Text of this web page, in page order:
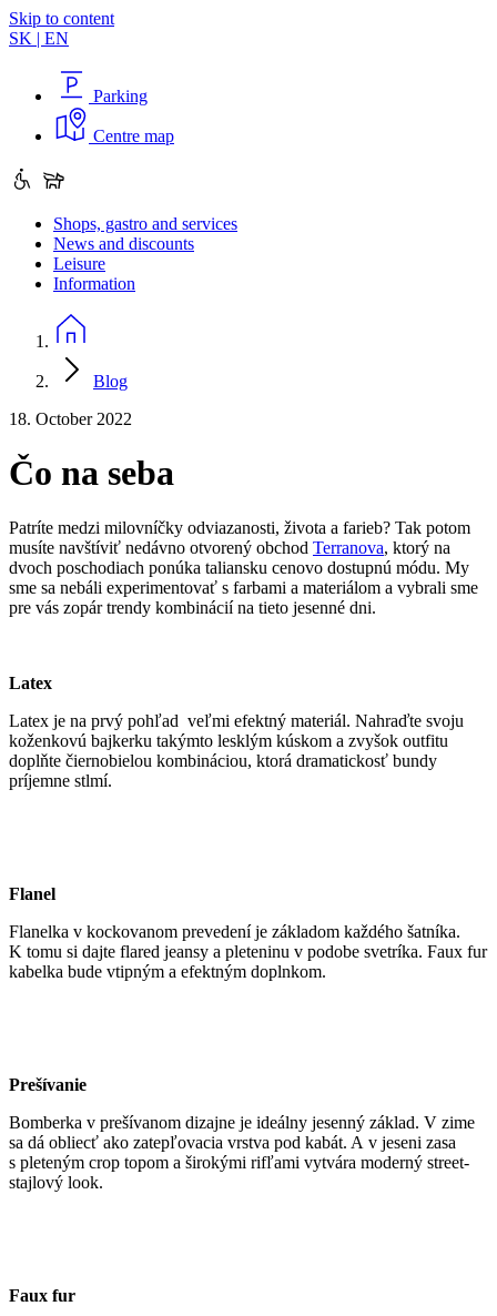
Skip to content
SK | EN
Parking
Centre map
Shops, gastro and services
News and discounts
Leisure
Information
Blog
18. October 2022
Čo na seba
Patríte medzi milovníčky odviazanosti, života a farieb? Tak potom
musíte navštíviť nedávno otvorený obchod Terranova, ktorý na
dvoch poschodiach ponúka taliansku cenovo dostupnú módu. My
sme sa nebáli experimentovať s farbami a materiálom a vybrali sme
pre vás zopár trendy kombinácií na tieto jesenné dni.
Latex
Latex je na prvý pohľad veľmi efektný materiál. Nahraďte svoju
koženkovú bajkerku takýmto lesklým kúskom a zvyšok outfitu
doplňte čiernobielou kombináciou, ktorá dramatickosť bundy
príjemne stlmí.
Flanel
Flanelka v kockovanom prevedení je základom každého šatníka.
K tomu si dajte flared jeansy a pleteninu v podobe svetríka. Faux fur
kabelka bude vtipným a efektným doplnkom.
Prešívanie
Bomberka v prešívanom dizajne je ideálny jesenný základ. V zime
sa dá obliecť ako zatepľovacia vrstva pod kabát. A v jeseni zasa
s pleteným crop topom a širokými rifľami vytvára moderný street-
stajlový look.
Faux fur